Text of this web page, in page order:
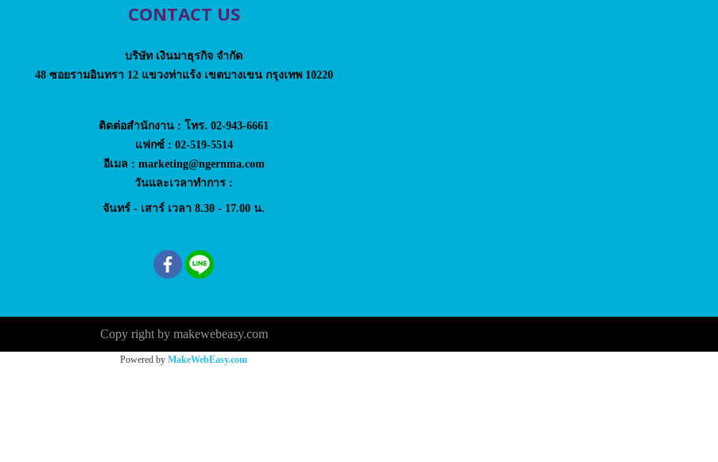
CONTACT US
บริษัท เงินมาธุรกิจ จำกัด
48 ซอยรามอินทรา 12 แขวงท่าแร้ง เขตบางเขน กรุงเทพ 10220
ติดต่อสำนักงาน : โทร. 02-943-6661
แฟกซ์ : 02-519-5514
อีเมล : marketing@ngernma.com
วันและเวลาทำการ :
จันทร์ - เสาร์ เวลา 8.30 - 17.00 น.
Copy right by makewebeasy.com
Powered by MakeWebEasy.com